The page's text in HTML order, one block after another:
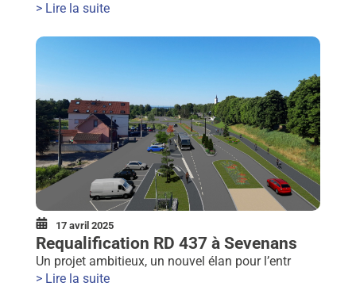
> Lire la suite
17 avril 2025
Requalification RD 437 à Sevenans
Un projet ambitieux, un nouvel élan pour l’entr
> Lire la suite